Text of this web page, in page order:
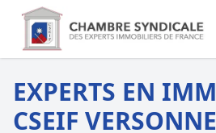
EXPERTS EN
CSEIF